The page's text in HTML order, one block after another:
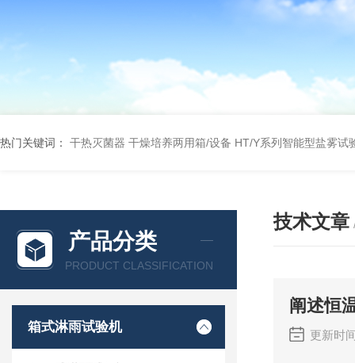
热门关键词： 干热灭菌器 干燥培养两用箱/设备 HT/Y系列智能型盐雾试
产品分类
PRODUCT CLASSIFICATION
箱式淋雨试验机
技术文章
阐述恒
更新时